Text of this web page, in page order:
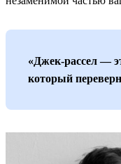
«Джек-рассел —
который